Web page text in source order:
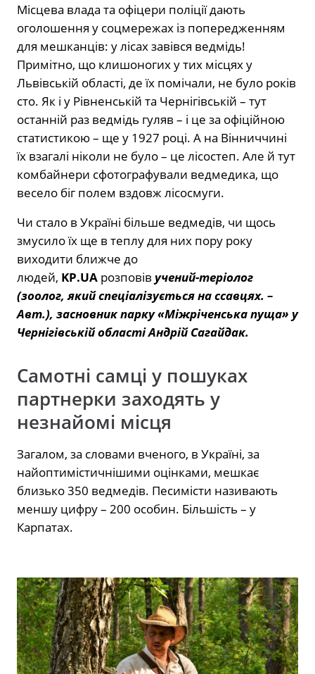
Місцева влада та офіцери поліції дають
оголошення у соцмережах із попередженням
для мешканців: у лісах завівся ведмідь!
Примітно, що клишоногих у тих місцях у
Львівській області, де їх помічали, не було років
сто. Як і у Рівненській та Чернігівській – тут
останній раз ведмідь гуляв – і це за офіційною
статистикою – ще у 1927 році. А на Вінниччині
їх взагалі ніколи не було – це лісостеп. Але й тут
комбайнери сфотографували ведмедика, що
весело біг полем вздовж лісосмуги.
Чи стало в Україні більше ведмедів, чи щось
змусило їх ще в теплу для них пору року
виходити ближче до
людей, KP.UA розповів учений-теріолог
(зоолог, який спеціалізується на ссавцях. –
Авт.), засновник парку «Міжріченська пуща» у
Чернігівській області Андрій Сагайдак.
Самотні самці у пошуках
партнерки заходять у
незнайомі місця
Загалом, за словами вченого, в Україні, за
найоптимістичнішими оцінками, мешкає
близько 350 ведмедів. Песимісти називають
меншу цифру – 200 особин. Більшість – у
Карпатах.